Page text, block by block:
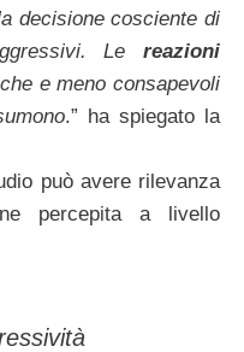
decisione cosciente di
Le reazioni
e meno consapevoli
.” ha spiegato la
può avere rilevanza
percepita a livello